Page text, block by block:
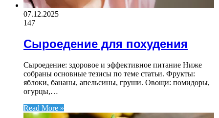
07.12.2025
147
Сыроедение для похудения
Сыроедение: здоровое и эффективное питание Ниже
собраны основные тезисы по теме статьи. Фрукты:
яблоки, бананы, апельсины, груши. Овощи: помидоры,
огурцы,…
Read More »